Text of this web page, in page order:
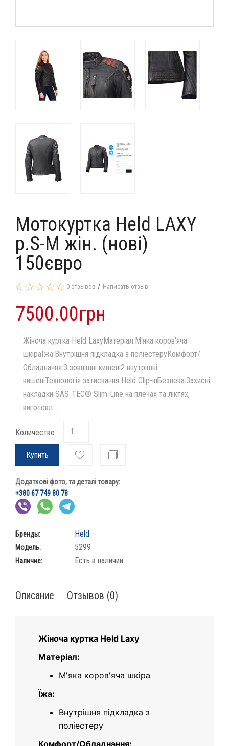
Мотокуртка Held LAXY
p.S-M жін. (нові)
150євро
0 отзывов / Написать отзыв
7500.00грн
Жіноча куртка Held LaxyМатеріал:М'яка коров'яча
шкіраЇжа:Внутрішня підкладка з поліестеруКомфорт/
Обладнання:3 зовнішні кишені2 внутрішні
кишеніТехнологія затискання Held Clip-inБезпека:Захисні
накладки SAS-TEC® Slim-Line на плечах та ліктях,
виготовл...
Количество :
Купить
Додаткові фото, та деталі товару:
+380 67 749 80 78
Бренды: Held
Модель: 5299
Наличие: Есть в наличии
Описание Отзывов (0)
Жіноча куртка Held Laxy
Матеріал:
М'яка коров'яча шкіра
Їжа:
Внутрішня підкладка з
поліестеру
Комфорт/Обладнання: